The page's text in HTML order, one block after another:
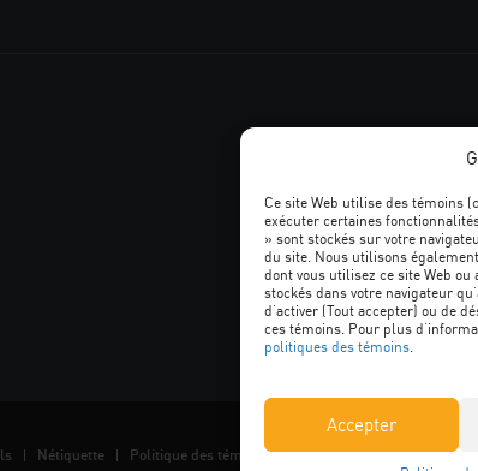
Ce site Web utilise des témoins
exécuter certaines
» sont stockés sur votre
du site. Nous utilisons
dont vous utilisez ce site Web
stockés dans votre navigateur
d’activer (Tout accepter) ou de
ces témoins. Pour plus
politiques des témoins.
Accepter
PROVINCIALE
Nétiquette Politique des témoins © Association